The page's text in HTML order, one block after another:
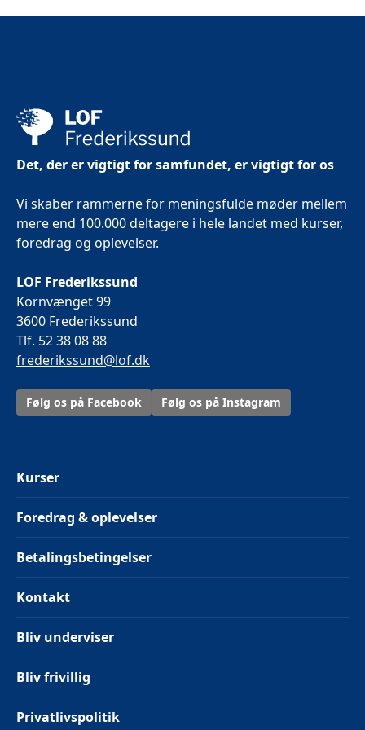
Det, der er vigtigt for samfundet, er vigtigt for os
Vi skaber rammerne for meningsfulde møder mellem
mere end 100.000 deltagere i hele landet med kurser,
foredrag og oplevelser.
LOF Frederikssund
Kornvænget 99
3600 Frederikssund
Tlf. 52 38 08 88
frederikssund@lof.dk
Følg os på Facebook Følg os på Instagram
Kurser
Foredrag & oplevelser
Betalingsbetingelser
Kontakt
Bliv underviser
Bliv frivillig
Privatlivspolitik